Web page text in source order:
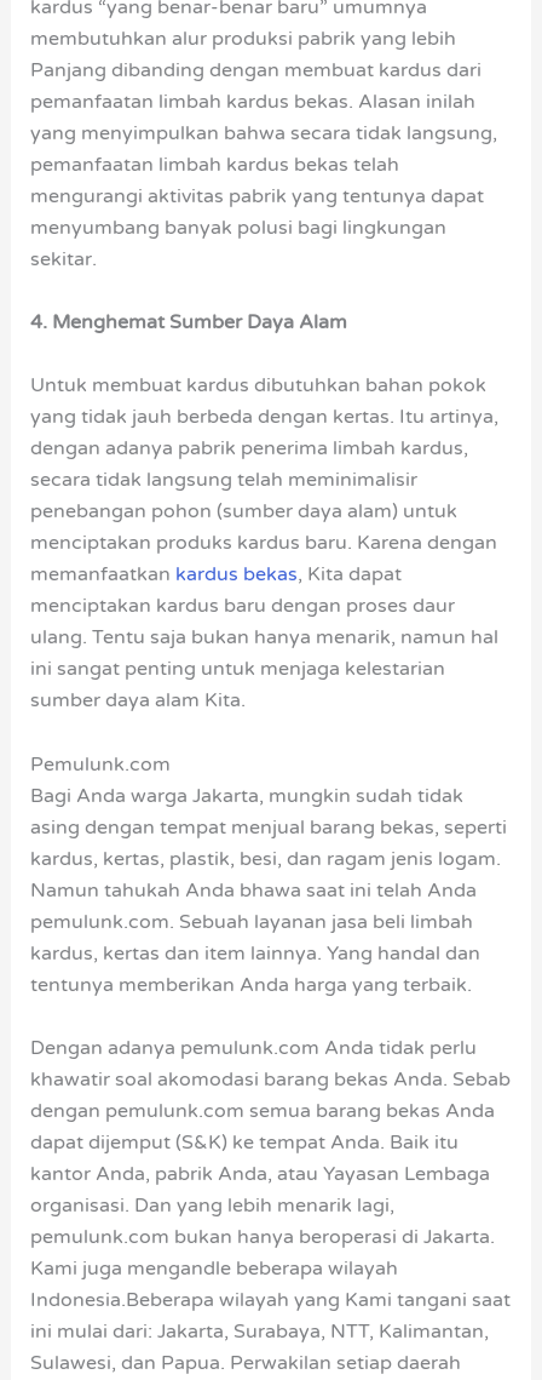
kardus “yang benar-benar baru” umumnya
membutuhkan alur produksi pabrik yang lebih
Panjang dibanding dengan membuat kardus dari
pemanfaatan limbah kardus bekas. Alasan inilah
yang menyimpulkan bahwa secara tidak langsung,
pemanfaatan limbah kardus bekas telah
mengurangi aktivitas pabrik yang tentunya dapat
menyumbang banyak polusi bagi lingkungan
sekitar.
4. Menghemat Sumber Daya Alam
Untuk membuat kardus dibutuhkan bahan pokok
yang tidak jauh berbeda dengan kertas. Itu artinya,
dengan adanya pabrik penerima limbah kardus,
secara tidak langsung telah meminimalisir
penebangan pohon (sumber daya alam) untuk
menciptakan produks kardus baru. Karena dengan
memanfaatkan kardus bekas, Kita dapat
menciptakan kardus baru dengan proses daur
ulang. Tentu saja bukan hanya menarik, namun hal
ini sangat penting untuk menjaga kelestarian
sumber daya alam Kita.
Pemulunk.com
Bagi Anda warga Jakarta, mungkin sudah tidak
asing dengan tempat menjual barang bekas, seperti
kardus, kertas, plastik, besi, dan ragam jenis logam.
Namun tahukah Anda bhawa saat ini telah Anda
pemulunk.com. Sebuah layanan jasa beli limbah
kardus, kertas dan item lainnya. Yang handal dan
tentunya memberikan Anda harga yang terbaik.
Dengan adanya pemulunk.com Anda tidak perlu
khawatir soal akomodasi barang bekas Anda. Sebab
dengan pemulunk.com semua barang bekas Anda
dapat dijemput (S&K) ke tempat Anda. Baik itu
kantor Anda, pabrik Anda, atau Yayasan Lembaga
organisasi. Dan yang lebih menarik lagi,
pemulunk.com bukan hanya beroperasi di Jakarta.
Kami juga mengandle beberapa wilayah
Indonesia.Beberapa wilayah yang Kami tangani saat
ini mulai dari: Jakarta, Surabaya, NTT, Kalimantan,
Sulawesi, dan Papua. Perwakilan setiap daerah